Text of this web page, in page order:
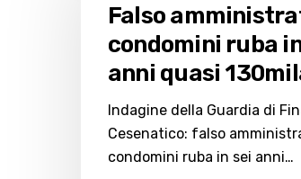
condomini
ruba
anni
quasi
130mila
Falso
condomini ruba
anni quasi
Indagine della Guardia di
Cesenatico: falso
condomini ruba in sei anni…